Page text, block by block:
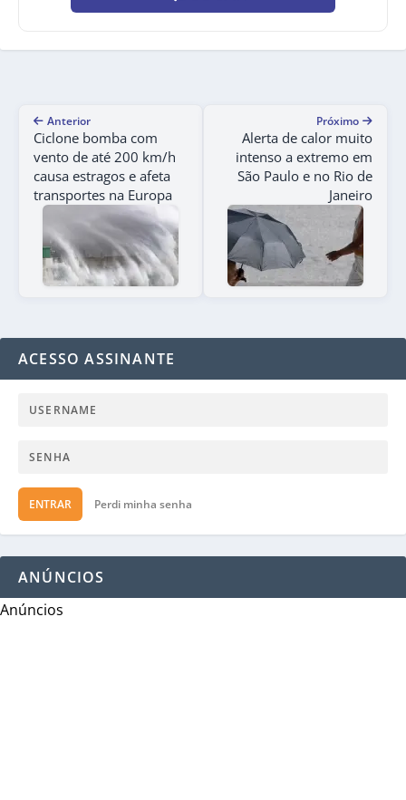
Anterior
Ciclone bomba com
vento de até 200 km/h
causa estragos e afeta
transportes na Europa
Próximo
Alerta de calor muito
intenso a extremo em
São Paulo e no Rio de
Janeiro
ACESSO ASSINANTE
ENTRAR Perdi minha senha
ANÚNCIOS
Anúncios